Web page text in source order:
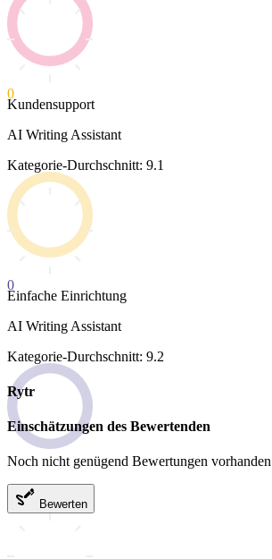
0
Kundensupport
AI Writing Assistant
Kategorie-Durchschnitt: 9.1
0
Einfache Einrichtung
AI Writing Assistant
Kategorie-Durchschnitt: 9.2
Rytr
Einschätzungen des Bewertenden
Noch nicht genügend Bewertungen vorhanden
Bewerten